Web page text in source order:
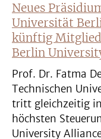
Neues
Universität
künftig Mitglied
Berlin
Prof. Dr. Fatma
Technischen
tritt gleichzeitig
höchsten
University